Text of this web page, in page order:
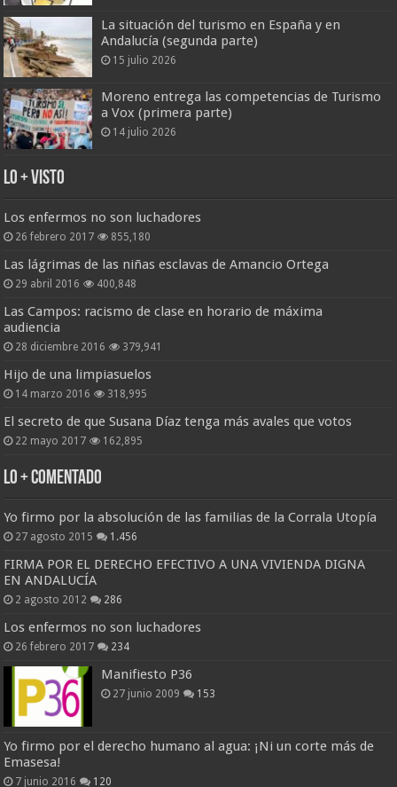
La situación del turismo en España y en
Andalucía (segunda parte)
15 julio 2026
Moreno entrega las competencias de Turismo
a Vox (primera parte)
14 julio 2026
Lo + Visto
Los enfermos no son luchadores
26 febrero 2017 855,180
Las lágrimas de las niñas esclavas de Amancio Ortega
29 abril 2016 400,848
Las Campos: racismo de clase en horario de máxima
audiencia
28 diciembre 2016 379,941
Hijo de una limpiasuelos
14 marzo 2016 318,995
El secreto de que Susana Díaz tenga más avales que votos
22 mayo 2017 162,895
Lo + Comentado
Yo firmo por la absolución de las familias de la Corrala Utopía
27 agosto 2015 1.456
FIRMA POR EL DERECHO EFECTIVO A UNA VIVIENDA DIGNA
EN ANDALUCÍA
2 agosto 2012 286
Los enfermos no son luchadores
26 febrero 2017 234
Manifiesto P36
27 junio 2009 153
Yo firmo por el derecho humano al agua: ¡Ni un corte más de
Emasesa!
7 junio 2016 120